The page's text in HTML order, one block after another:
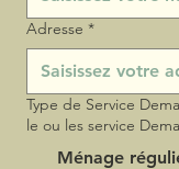
Adresse *
Type de Service
le ou les service
Ménage